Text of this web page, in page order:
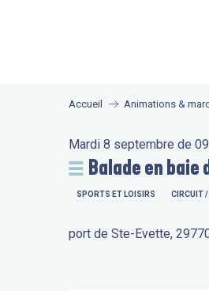
Accueil Animations &
Mardi 8 septembre de
Balade en baie
SPORTS ET LOISIRS CIRCUIT
port de Ste-Evette,